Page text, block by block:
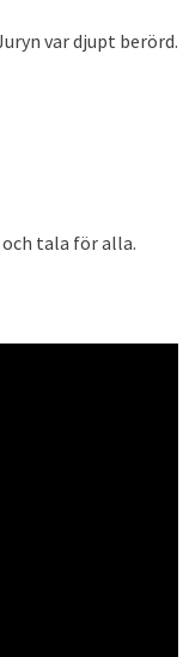
var djupt berörd.
tala för alla.